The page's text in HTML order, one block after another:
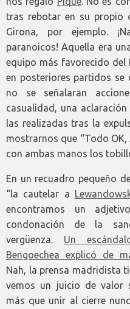
tras rebotar en su propio
Girona, por ejemplo.
paranoicos! Aquella era
equipo más favorecido del
en posteriores partidos se
no se señalaran
casualidad, una
las realizadas tras la
mostrarnos que “Todo
con ambas manos los
En un recuadro pequeño
“la cautelar a
encontramos un
condonación de la
vergüenza. Un
Bengoechea explicó de
Nah, la prensa madridista
vemos un juicio de valor
más que unir al cierre